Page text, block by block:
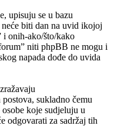
upisuju se u bazu
biti dan na uvid ikojoj
i onih-ako/što/kako
niti phpBB ne mogu i
napada dođe do uvida
sukladno čemu
koje sudjeluju u
odgovarati za sadržaj tih